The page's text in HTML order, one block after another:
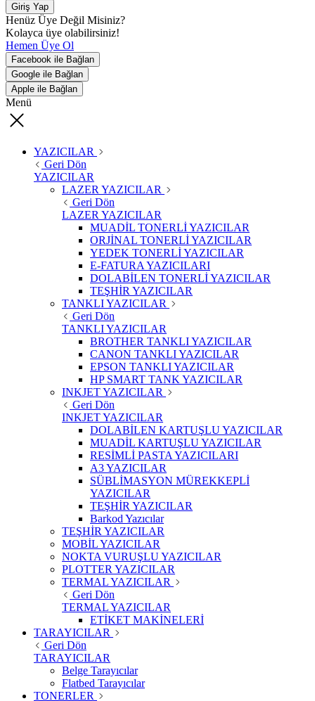
Giriş Yap
Henüz Üye Değil Misiniz?
Kolayca üye olabilirsiniz!
Hemen Üye Ol
Facebook ile Bağlan
Google ile Bağlan
Apple ile Bağlan
Menü
YAZICILAR
Geri Dön
YAZICILAR
LAZER YAZICILAR
Geri Dön
LAZER YAZICILAR
MUADİL TONERLİ YAZICILAR
ORJİNAL TONERLİ YAZICILAR
YEDEK TONERLİ YAZICILAR
E-FATURA YAZICILARI
DOLABİLEN TONERLİ YAZICILAR
TEŞHİR YAZICILAR
TANKLI YAZICILAR
Geri Dön
TANKLI YAZICILAR
BROTHER TANKLI YAZICILAR
CANON TANKLI YAZICILAR
EPSON TANKLI YAZICILAR
HP SMART TANK YAZICILAR
INKJET YAZICILAR
Geri Dön
INKJET YAZICILAR
DOLABİLEN KARTUŞLU YAZICILAR
MUADİL KARTUŞLU YAZICILAR
RESİMLİ PASTA YAZICILARI
A3 YAZICILAR
SÜBLİMASYON MÜREKKEPLİ
YAZICILAR
TEŞHİR YAZICILAR
Barkod Yazıcılar
TEŞHİR YAZICILAR
MOBİL YAZICILAR
NOKTA VURUŞLU YAZICILAR
PLOTTER YAZICILAR
TERMAL YAZICILAR
Geri Dön
TERMAL YAZICILAR
ETİKET MAKİNELERİ
TARAYICILAR
Geri Dön
TARAYICILAR
Belge Tarayıcılar
Flatbed Tarayıcılar
TONERLER